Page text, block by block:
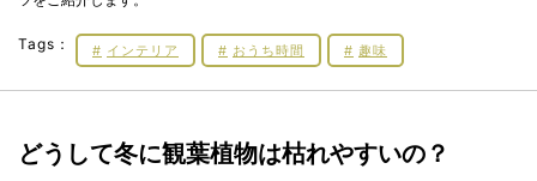
Tags： インテリア おうち時間 趣味
どうして冬に観葉植物は枯れやすいの？